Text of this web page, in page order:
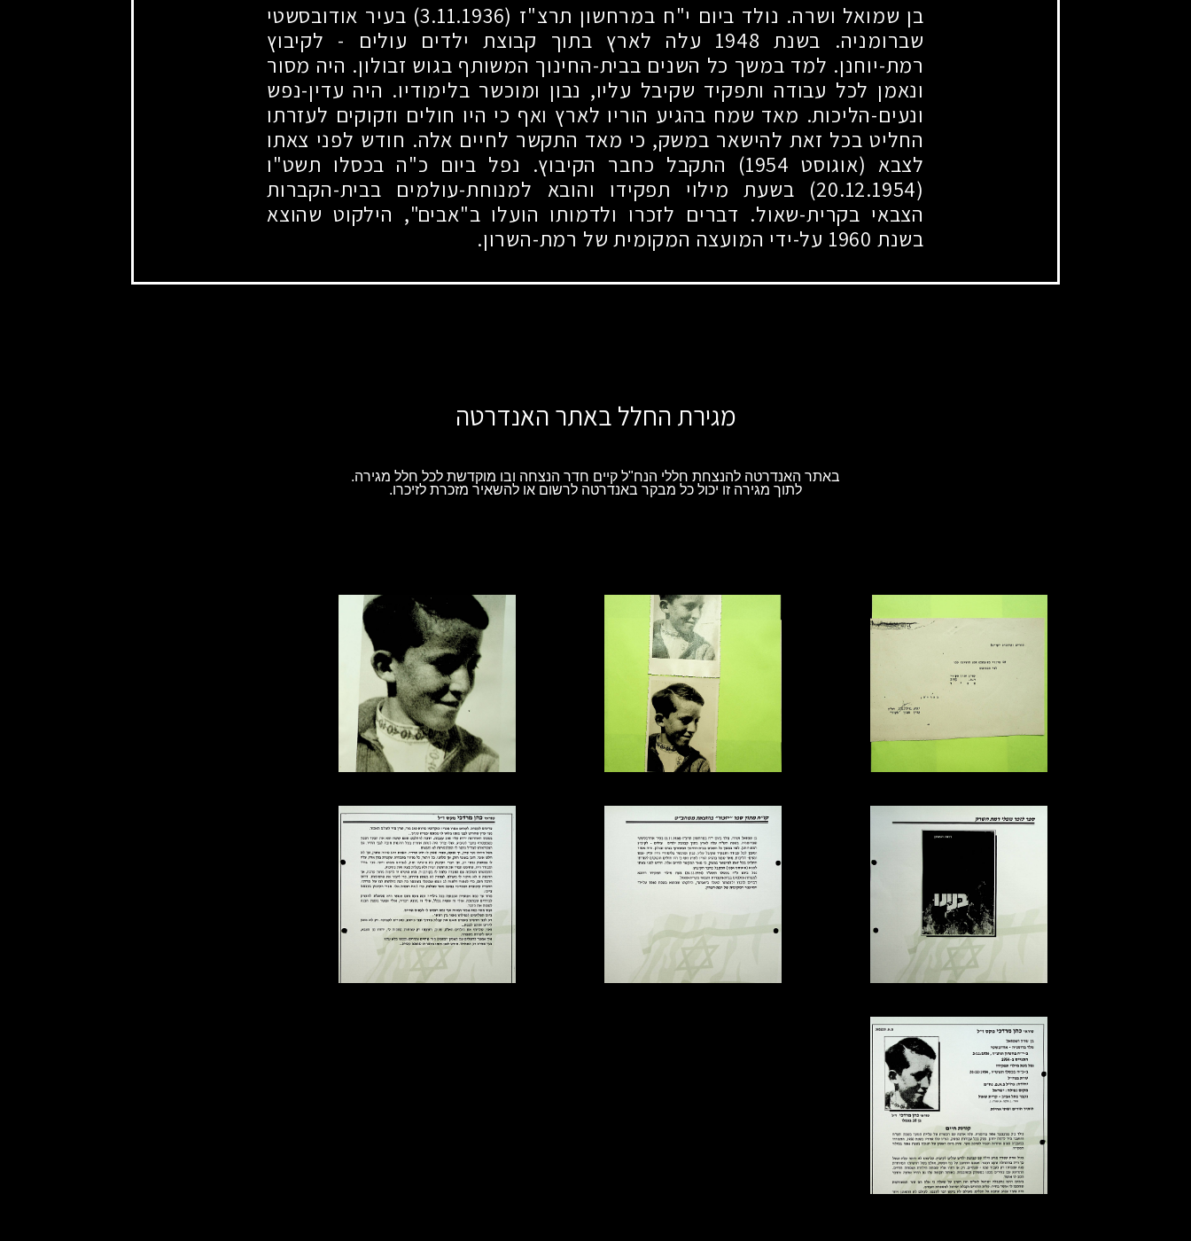
בן שמואל ושרה. נולד ביום י"ח במרחשון תרצ"ז (3.11.1936)
בעיר אודובסשטי
שברומניה. בשנת 1948 עלה לארץ בתוך קבוצת ילדים עולים - לקיבוץ
רמת-יוחנן. למד במשך כל השנים בבית-החינוך המשותף בגוש זבולון. היה מסור
ונאמן לכל עבודה ותפקיד שקיבל עליו, נבון ומוכשר בלימודיו. היה עדין-נפש
ונעים-הליכות. מאד שמח בהגיע הוריו לארץ ואף כי היו חולים וזקוקים לעזרתו
החליט בכל זאת להישאר במשק, כי מאד התקשר לחיים אלה. חודש לפני צאתו
לצבא (אוגוסט 1954) התקבל כחבר הקיבוץ. נפל ביום כ"ה בכסלו תשט"ו
(20.12.1954)
בשעת מילוי תפקידו והובא למנוחת-עולמים בבית-הקברות
הצבאי בקרית-שאול. דברים לזכרו ולדמותו הועלו ב"אבים", הילקוט שהוצא
בשנת 1960 על-ידי המועצה המקומית של רמת-השרון.
מגירת החלל באתר האנדרטה
באתר האנדרטה להנצחת חללי הנח"ל קיים חדר הנצחה ובו מוקדשת לכל חלל מגירה.
לתוך מגירה זו יכול כל מבקר באנדרטה לרשום או להשאיר מזכרת לזיכרו.